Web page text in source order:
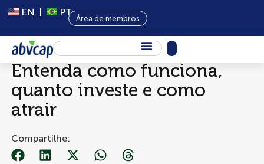
EN PT
Área de membros
Sobre Nós
Capital Privado
Conteúdo
O que é investidor anjo?
Entenda como funciona,
quanto investe e como
atrair
Compartilhe: